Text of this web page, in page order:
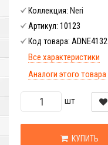
Коллекция: Neri
Артикул: 10123
Код товара: ADNE4132
Все характеристики
Аналоги этого товара
шт
КУПИТЬ